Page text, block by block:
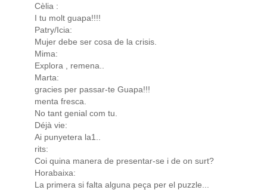
Cèlia :
I tu molt guapa!!!!
Patry/Icia:
Mujer debe ser cosa de la crisis.
Mima:
Explora , remena..
Marta:
gracies per passar-te Guapa!!!
menta fresca.
No tant genial com tu.
Déjà vie:
Ai punyetera la1..
rits:
Coi quina manera de presentar-se i de on surt?
Horabaixa:
La primera si falta alguna peça per el puzzle...